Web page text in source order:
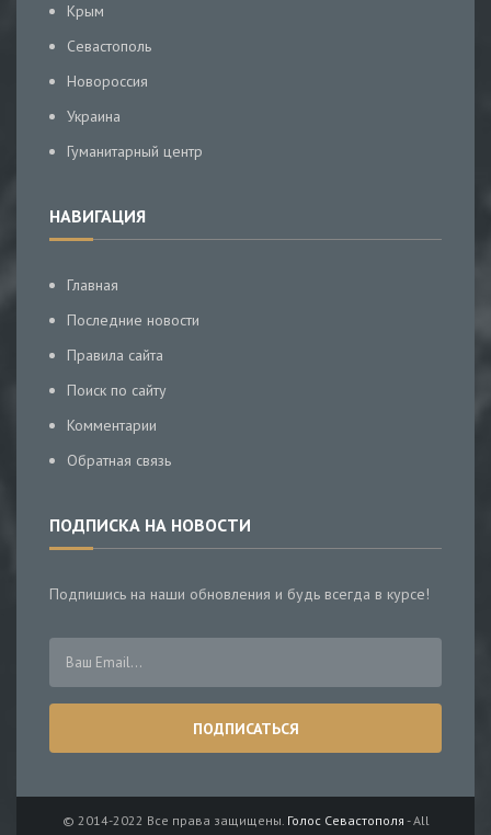
Крым
Севастополь
Новороссия
Украина
Гуманитарный центр
НАВИГАЦИЯ
Главная
Последние новости
Правила сайта
Поиск по сайту
Комментарии
Обратная связь
ПОДПИСКА НА НОВОСТИ
Подпишись на наши обновления и будь всегда в курсе!
© 2014-2022 Все права защищены. Голос Севастополя - All